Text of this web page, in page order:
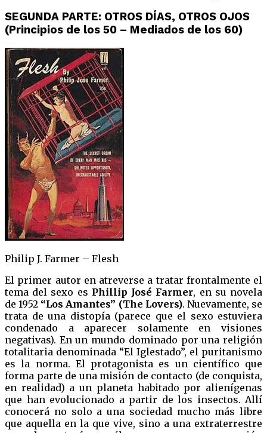
SEGUNDA PARTE: OTROS DÍAS, OTROS OJOS
(Principios de los 50 – Mediados de los 60)
Philip J. Farmer – Flesh
El primer autor en atreverse a tratar frontalmente el
tema del sexo es Phillip José Farmer, en su novela
de 1952 “Los Amantes” (The Lovers). Nuevamente, se
trata de una distopía (parece que el sexo estuviera
condenado a aparecer solamente en visiones
negativas). En un mundo dominado por una religión
totalitaria denominada “El Iglestado”, el puritanismo
es la norma. El protagonista es un científico que
forma parte de una misión de contacto (de conquista,
en realidad) a un planeta habitado por alienígenas
que han evolucionado a partir de los insectos. Allí
conocerá no solo a una sociedad mucho más libre
que aquella en la que vive, sino a una extraterrestre